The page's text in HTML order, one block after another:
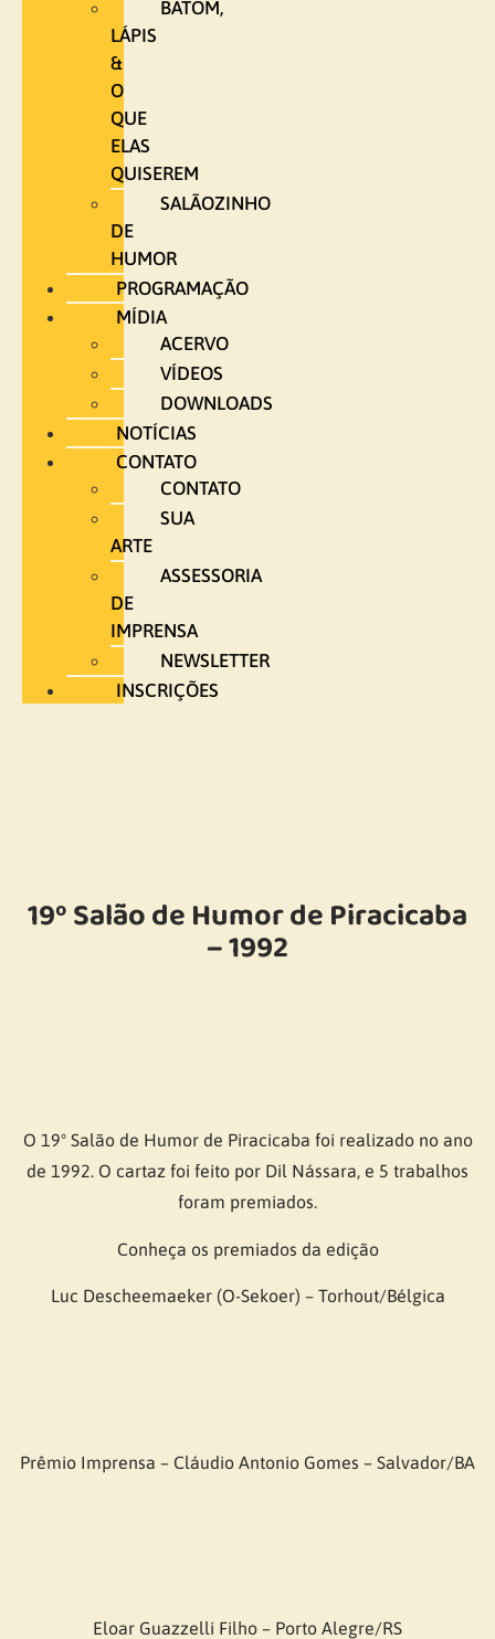
BATOM,
LÁPIS
&
O
QUE
ELAS
QUISEREM
SALÃOZINHO
DE
HUMOR
PROGRAMAÇÃO
MÍDIA
ACERVO
VÍDEOS
DOWNLOADS
NOTÍCIAS
CONTATO
CONTATO
SUA
ARTE
ASSESSORIA
DE
IMPRENSA
NEWSLETTER
INSCRIÇÕES
19º Salão de Humor de Piracicaba
– 1992
O 19º Salão de Humor de Piracicaba foi realizado no ano
de 1992. O cartaz foi feito por Dil Nássara, e 5 trabalhos
foram premiados.
Conheça os premiados da edição
Luc Descheemaeker (O-Sekoer) – Torhout/Bélgica
Prêmio Imprensa – Cláudio Antonio Gomes – Salvador/BA
Eloar Guazzelli Filho – Porto Alegre/RS